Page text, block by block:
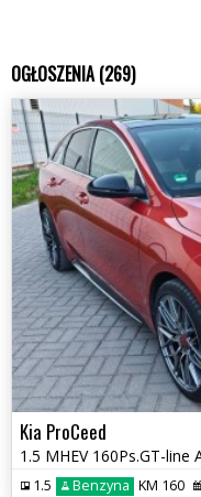
OGŁOSZENIA (269)
Kia ProCeed
1.5 Benzyna KM 160